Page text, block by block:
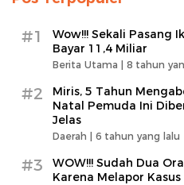
#1
Wow!!! Sekali Pasang
Bayar 11,4 Miliar
Berita Utama | 8 tahun
#2
Miris, 5 Tahun
Natal Pemuda Ini
Jelas
Daerah | 6 tahun yang lalu
#3
WOW!!! Sudah Dua
Karena Melapor Kasus